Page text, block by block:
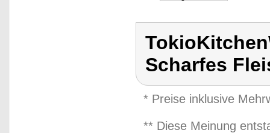
Scharfes
* Preise inklusive
** Diese Meinung